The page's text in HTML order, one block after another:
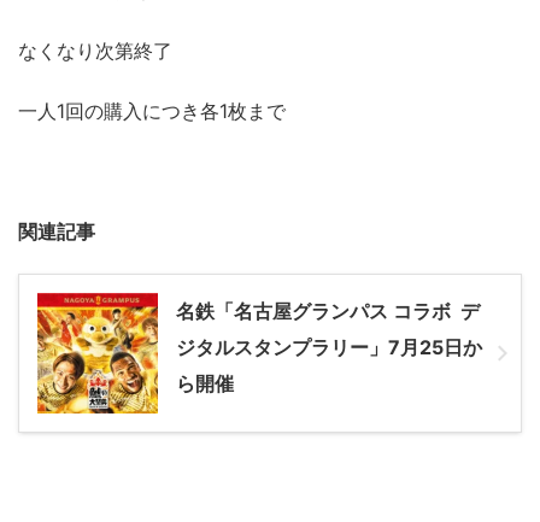
なくなり次第終了
一人1回の購入につき各1枚まで
関連記事
名鉄「名古屋グランパス コラボ デ
ジタルスタンプラリー」7月25日か
ら開催